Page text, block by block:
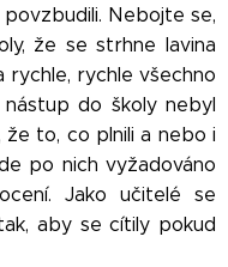
Nebojte se,
že se strhne lavina
rychle, rychle všechno
do školy nebyl
to, co plnili a nebo i
po nich vyžadováno
Jako učitelé se
aby se cítily pokud